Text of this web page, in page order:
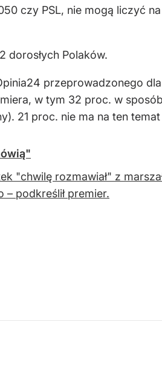
czy PSL, nie mogą liczyć
dorosłych Polaków.
przeprowadzonego dla
w tym 32 proc. w
21 proc. nie ma na ten
"chwilę rozmawiał" z
– podkreślił premier.